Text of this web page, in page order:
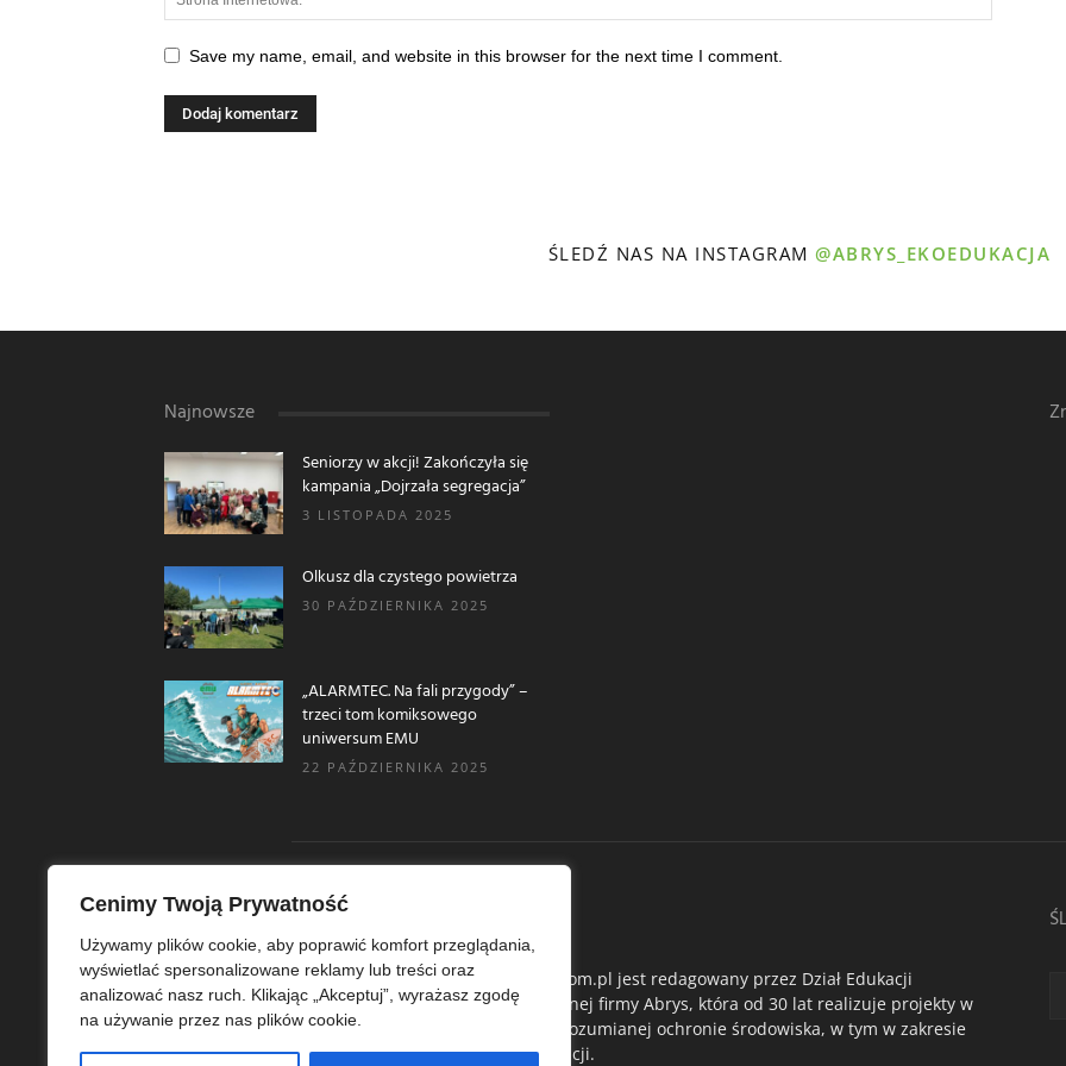
Cenimy Twoją Prywatność
Używamy plików cookie, aby poprawić komfort przeglądania,
wyświetlać spersonalizowane reklamy lub treści oraz
analizować nasz ruch. Klikając „Akceptuj”, wyrażasz zgodę
na używanie przez nas plików cookie.
Save my name, email, and website in this browser for the next time I comment.
ŚLEDŹ NAS NA INSTAGRAM@ABRYS_EKOEDUKACJA
Najnowsze
Seniorzy w akcji! Zakończyła się
kampania „Dojrzała segregacja”
3 LISTOPADA 2025
Olkusz dla czystego powietrza
30 PAŹDZIERNIKA 2025
„ALARMTEC. Na fali przygody” –
trzeci tom komiksowego
uniwersum EMU
22 PAŹDZIERNIKA 2025
Ekoedu.com.pl jest redagowany przez Dział Edukacji
Ekologicznej firmy Abrys, która od 30 lat realizuje projekty w
szeroko rozumianej ochronie środowiska, w tym w zakresie
ekoedukacji.